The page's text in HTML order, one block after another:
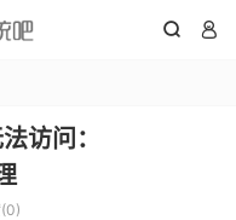
 
访问：
0)